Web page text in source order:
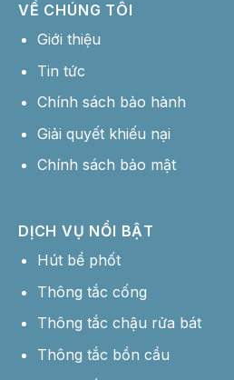
VỀ CHÚNG TÔI
Giới thiệu
Tin tức
Chính sách bảo hành
Giải quyết khiếu nại
Chính sách bảo mật
DỊCH VỤ NỔI BẬT
Hút bể phốt
Thông tắc cống
Thông tắc chậu rửa bát
Thông tắc bồn cầu